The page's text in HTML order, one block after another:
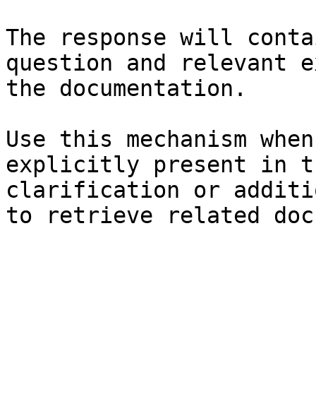
The response will
question and relevant
the documentation.
Use this mechanism
explicitly present in
clarification or